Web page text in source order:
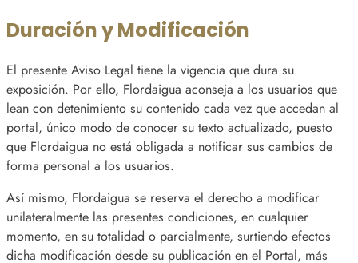
Duración y Modificación
El presente Aviso Legal tiene la vigencia que dura su
exposición. Por ello, Flordaigua aconseja a los usuarios que
lean con detenimiento su contenido cada vez que accedan al
portal, único modo de conocer su texto actualizado, puesto
que Flordaigua no está obligada a notificar sus cambios de
forma personal a los usuarios.
Así mismo, Flordaigua se reserva el derecho a modificar
unilateralmente las presentes condiciones, en cualquier
momento, en su totalidad o parcialmente, surtiendo efectos
dicha modificación desde su publicación en el Portal, más